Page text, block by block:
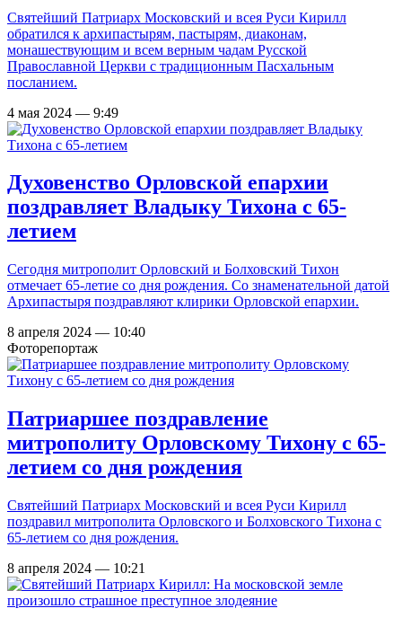
Святейший Патриарх Московский и всея Руси Кирилл
обратился к архипастырям, пастырям, диаконам,
монашествующим и всем верным чадам Русской
Православной Церкви с традиционным Пасхальным
посланием.
4 мая 2024 — 9:49
Духовенство Орловской епархии
поздравляет Владыку Тихона с 65-
летием
Сегодня митрополит Орловский и Болховский Тихон
отмечает 65-летие со дня рождения. Со знаменательной датой
Архипастыря поздравляют клирики Орловской епархии.
8 апреля 2024 — 10:40
Фоторепортаж
Патриаршее поздравление
митрополиту Орловскому Тихону с 65-
летием со дня рождения
Святейший Патриарх Московский и всея Руси Кирилл
поздравил митрополита Орловского и Болховского Тихона с
65-летием со дня рождения.
8 апреля 2024 — 10:21